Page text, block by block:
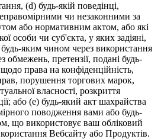
(d) будь-якій поведінці,
чи незаконними за
або нормативним актом, або які
особи чи суб'єкта, у яких задіяні,
яким чином через використання
претензії, подані будь-
права на конфіденційність,
порушення торгових марок,
власності, розкриття
або (e) будь-який акт шахрайства
поводження вами або будь-
що використовує ваш обліковий
Вебсайту або Продуктів.